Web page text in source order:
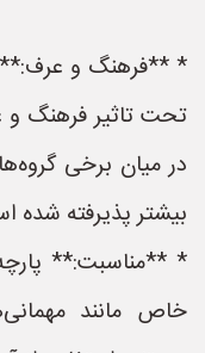
* **فرهنگ و عرف:**
تحت تاثیر فرهنگ
در میان برخی
بیشتر پذیرفته شده
* **مناسبت:**
خاص مانند